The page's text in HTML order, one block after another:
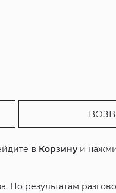
в Корзину и
По результатам